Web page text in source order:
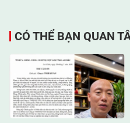
CÓ THỂ BẠN QUAN